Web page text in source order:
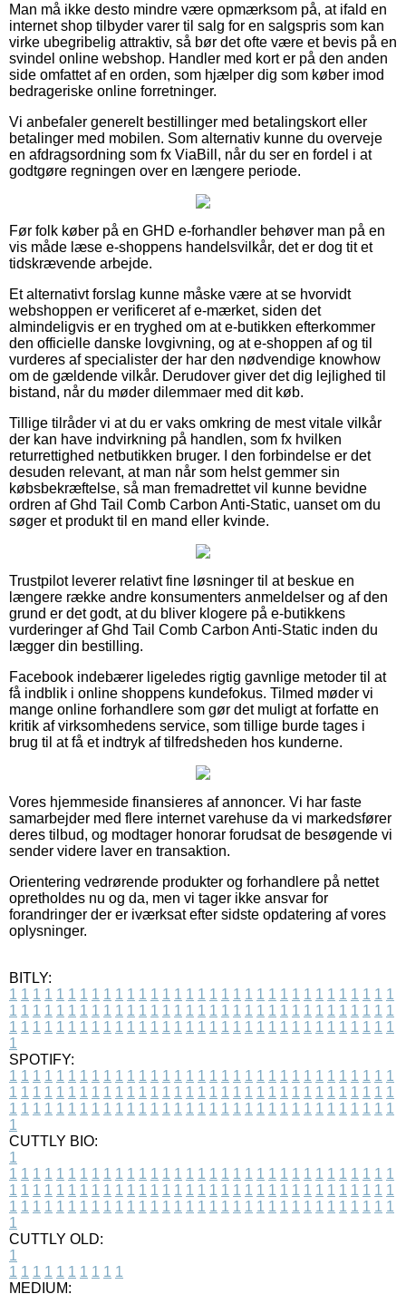
Man må ikke desto mindre være opmærksom på, at ifald en
internet shop tilbyder varer til salg for en salgspris som kan
virke ubegribelig attraktiv, så bør det ofte være et bevis på en
svindel online webshop. Handler med kort er på den anden
side omfattet af en orden, som hjælper dig som køber imod
bedrageriske online forretninger.
Vi anbefaler generelt bestillinger med betalingskort eller
betalinger med mobilen. Som alternativ kunne du overveje
en afdragsordning som fx ViaBill, når du ser en fordel i at
godtgøre regningen over en længere periode.
Før folk køber på en GHD e-forhandler behøver man på en
vis måde læse e-shoppens handelsvilkår, det er dog tit et
tidskrævende arbejde.
Et alternativt forslag kunne måske være at se hvorvidt
webshoppen er verificeret af e-mærket, siden det
almindeligvis er en tryghed om at e-butikken efterkommer
den officielle danske lovgivning, og at e-shoppen af og til
vurderes af specialister der har den nødvendige knowhow
om de gældende vilkår. Derudover giver det dig lejlighed til
bistand, når du møder dilemmaer med dit køb.
Tillige tilråder vi at du er vaks omkring de mest vitale vilkår
der kan have indvirkning på handlen, som fx hvilken
returrettighed netbutikken bruger. I den forbindelse er det
desuden relevant, at man når som helst gemmer sin
købsbekræftelse, så man fremadrettet vil kunne bevidne
ordren af Ghd Tail Comb Carbon Anti-Static, uanset om du
søger et produkt til en mand eller kvinde.
Trustpilot leverer relativt fine løsninger til at beskue en
længere række andre konsumenters anmeldelser og af den
grund er det godt, at du bliver klogere på e-butikkens
vurderinger af Ghd Tail Comb Carbon Anti-Static inden du
lægger din bestilling.
Facebook indebærer ligeledes rigtig gavnlige metoder til at
få indblik i online shoppens kundefokus. Tilmed møder vi
mange online forhandlere som gør det muligt at forfatte en
kritik af virksomhedens service, som tillige burde tages i
brug til at få et indtryk af tilfredsheden hos kunderne.
Vores hjemmeside finansieres af annoncer. Vi har faste
samarbejder med flere internet varehuse da vi markedsfører
deres tilbud, og modtager honorar forudsat de besøgende vi
sender videre laver en transaktion.
Orientering vedrørende produkter og forhandlere på nettet
opretholdes nu og da, men vi tager ikke ansvar for
forandringer der er iværksat efter sidste opdatering af vores
oplysninger.
BITLY:
1 1 1 1 1 1 1 1 1 1 1 1 1 1 1 1 1 1 1 1 1 1 1 1 1 1 1 1 1 1 1 1 1
1 1 1 1 1 1 1 1 1 1 1 1 1 1 1 1 1 1 1 1 1 1 1 1 1 1 1 1 1 1 1 1 1
1 1 1 1 1 1 1 1 1 1 1 1 1 1 1 1 1 1 1 1 1 1 1 1 1 1 1 1 1 1 1 1 1
1
SPOTIFY:
1 1 1 1 1 1 1 1 1 1 1 1 1 1 1 1 1 1 1 1 1 1 1 1 1 1 1 1 1 1 1 1 1
1 1 1 1 1 1 1 1 1 1 1 1 1 1 1 1 1 1 1 1 1 1 1 1 1 1 1 1 1 1 1 1 1
1 1 1 1 1 1 1 1 1 1 1 1 1 1 1 1 1 1 1 1 1 1 1 1 1 1 1 1 1 1 1 1 1
1
CUTTLY BIO:
1
1 1 1 1 1 1 1 1 1 1 1 1 1 1 1 1 1 1 1 1 1 1 1 1 1 1 1 1 1 1 1 1 1
1 1 1 1 1 1 1 1 1 1 1 1 1 1 1 1 1 1 1 1 1 1 1 1 1 1 1 1 1 1 1 1 1
1 1 1 1 1 1 1 1 1 1 1 1 1 1 1 1 1 1 1 1 1 1 1 1 1 1 1 1 1 1 1 1 1
1
CUTTLY OLD:
1
1 1 1 1 1 1 1 1 1 1
MEDIUM: